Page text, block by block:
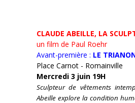
CLAUDE ABEILLE, LA
un film de Paul Roehr
Avant-première : LE
Place Carnot - Romainville
Mercredi 3 juin 19H
Sculpteur de vêtements
Abeille explore la condition